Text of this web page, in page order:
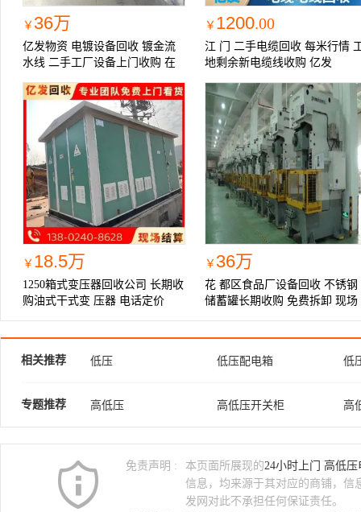
￥ 36万
亿发物资 电镀设备回收 镀金流
水线 二手工厂设备上门收购 在
￥ 1200.00
江 门 二手电缆回收 每米行情
地剩余新电缆线收购 亿发
￥ 18.5万
1250箱式变压器回收公司 长期收
购油式干式变 压器 电话定价
￥ 36万
花 都区食品厂设备回收 不锈钢
储蓄罐长期收购 免费拆卸 现场
相关推荐 低压 低压配电箱 低
专题推荐 高低压 高低压开关柜 高
高低压验电器 高低压绝缘子 高
免责声明 : 本页面所展现的24小时上门 高低
信息，均来源于其对应的商铺，信
发网对此不承担任何保证责任。